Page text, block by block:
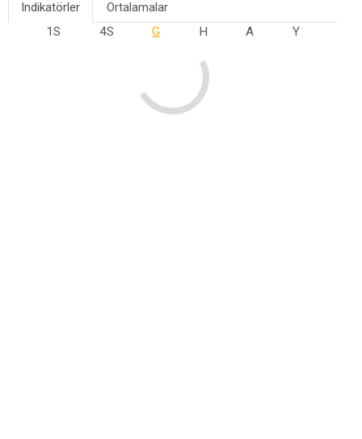
Indikatörler
Ortalamalar
1S
4S G H A Y